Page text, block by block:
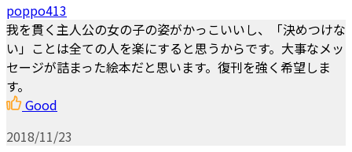
poppo413
我を貫く主人公の女の子の姿がかっこいいし、「決めつけな
い」ことは全ての人を楽にすると思うからです。大事なメッ
セージが詰まった絵本だと思います。復刊を強く希望しま
す。
Good
2018/11/23